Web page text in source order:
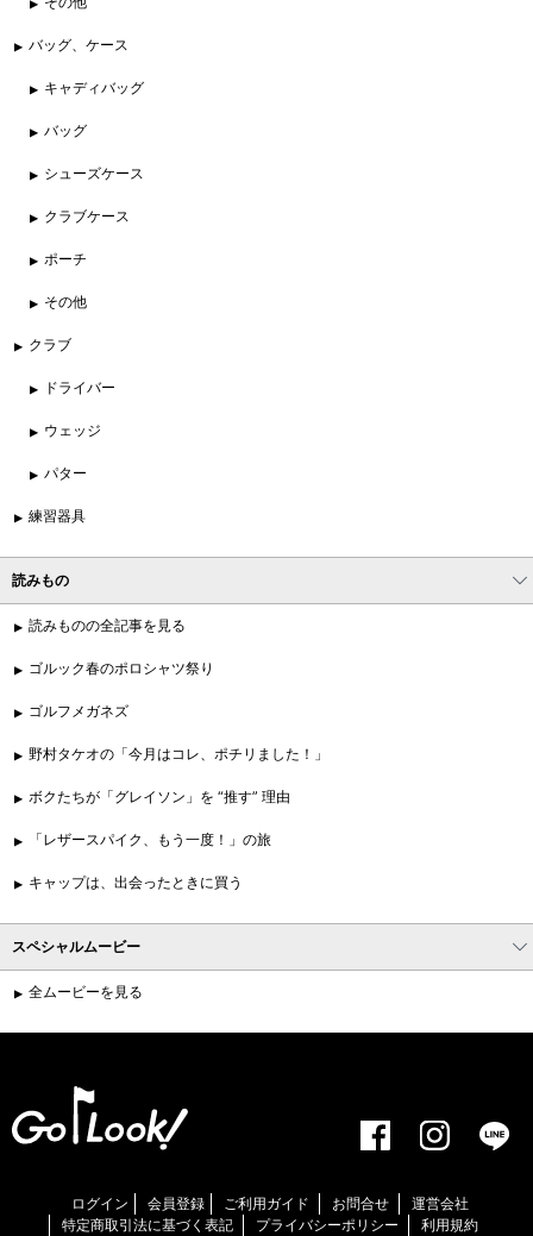
バッグ、ケース
キャディバッグ
バッグ
シューズケース
クラブケース
ポーチ
その他
クラブ
ドライバー
ウェッジ
パター
練習器具
読みもの
読みものの全記事を見る
ゴルック春のポロシャツ祭り
ゴルフメガネズ
野村タケオの「今月はコレ、ポチリました！」
ボクたちが「グレイソン」を “推す” 理由
「レザースパイク、もう一度！」の旅
キャップは、出会ったときに買う
スペシャルムービー
全ムービーを見る
ログイン 会員登録 ご利用ガイド お問合せ
運営会社
特定商取引法に基づく表記
プライバシーポリシー 利用規約